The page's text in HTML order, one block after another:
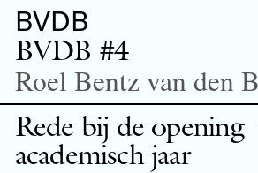
BVDB
BVDB #4
Roel Bentz van den
Rede bij de
academisch jaar